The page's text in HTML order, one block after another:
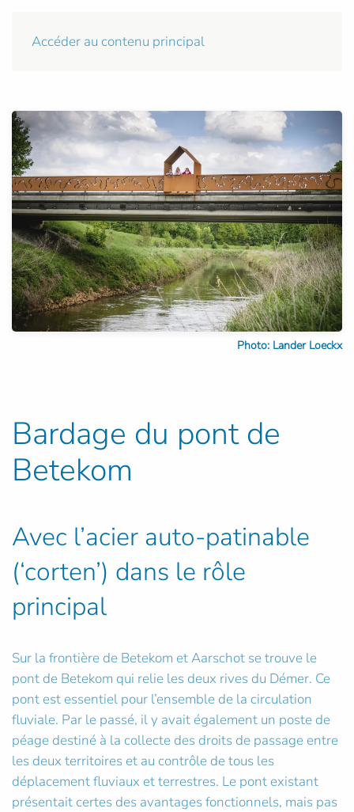
Accéder au contenu principal
Photo: Lander Loeckx
Bardage du pont de
Betekom
Avec l’acier auto-patinable
(‘corten’) dans le rôle
principal
Sur la frontière de Betekom et Aarschot se trouve le
pont de Betekom qui relie les deux rives du Démer. Ce
pont est essentiel pour l’ensemble de la circulation
fluviale. Par le passé, il y avait également un poste de
péage destiné à la collecte des droits de passage entre
les deux territoires et au contrôle de tous les
déplacement fluviaux et terrestres. Le pont existant
présentait certes des avantages fonctionnels, mais pas